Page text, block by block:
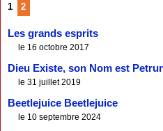
1 2
Les grands esprits
le 16 octobre 2017
Dieu Existe, son Nom est
le 31 juillet 2019
Beetlejuice Beetlejuice
le 10 septembre 2024